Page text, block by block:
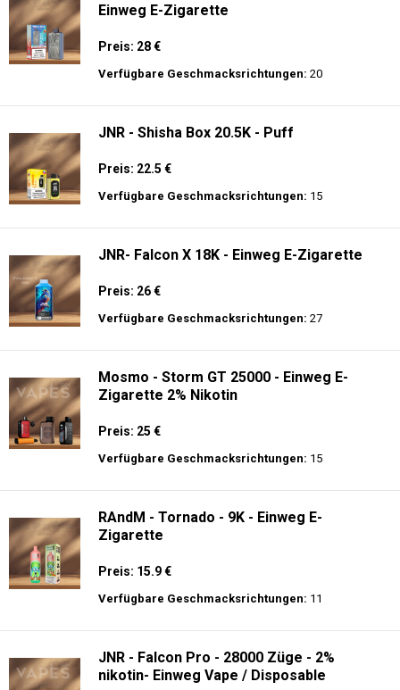
Einweg E-Zigarette
Preis: 28 €
Verfügbare Geschmacksrichtungen: 20
JNR - Shisha Box 20.5K - Puff
Preis: 22.5 €
Verfügbare Geschmacksrichtungen: 15
JNR- Falcon X 18K - Einweg E-Zigarette
Preis: 26 €
Verfügbare Geschmacksrichtungen: 27
Mosmo - Storm GT 25000 - Einweg E-
Zigarette 2% Nikotin
Preis: 25 €
Verfügbare Geschmacksrichtungen: 15
RAndM - Tornado - 9K - Einweg E-
Zigarette
Preis: 15.9 €
Verfügbare Geschmacksrichtungen: 11
JNR - Falcon Pro - 28000 Züge - 2%
nikotin- Einweg Vape / Disposable